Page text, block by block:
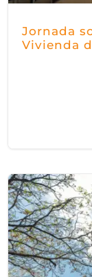
Jornada
Vivienda